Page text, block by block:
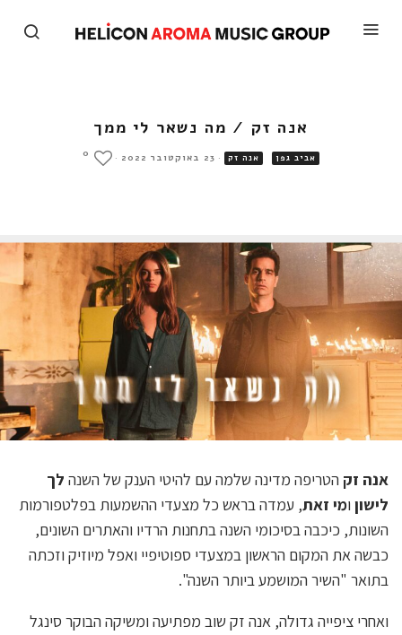
אנה זק / מה נשאר לי ממך
אביב גפן אנה זק · 23 באוקטובר 2022 ·
0
אנה זק הטריפה מדינה שלמה עם להיטי הענק של השנה לך
לישון ומי זאת, עמדה בראש כל מצעדי ההשמעות בפלטפורמות
השונות, כיכבה בסיכומי השנה בתחנות הרדיו והאתרים השונים,
כבשה את המקום הראשון במצעדי ספוטיפיי ואפל מיוזיק וזכתה
בתואר "השיר המושמע ביותר השנה".
ואחרי ציפייה גדולה, אנה זק שוב מפתיעה ומשיקה הבוקר סינגל